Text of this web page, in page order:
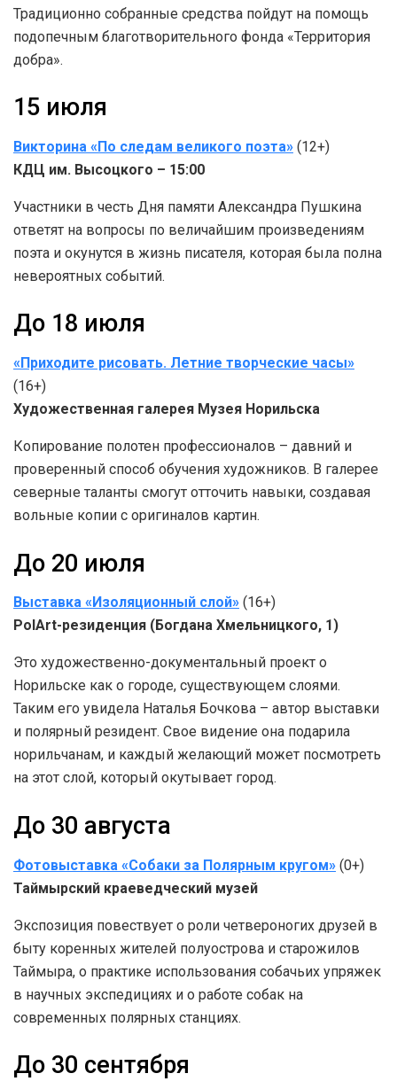
Традиционно собранные средства пойдут на помощь
подопечным благотворительного фонда «Территория
добра».
15 июля
Викторина «По следам великого поэта» (12+)
КДЦ им. Высоцкого – 15:00
Участники в честь Дня памяти Александра Пушкина
ответят на вопросы по величайшим произведениям
поэта и окунутся в жизнь писателя, которая была полна
невероятных событий.
До 18 июля
«Приходите рисовать. Летние творческие часы»
(16+)
Художественная галерея Музея Норильска
Копирование полотен профессионалов – давний и
проверенный способ обучения художников. В галерее
северные таланты смогут отточить навыки, создавая
вольные копии с оригиналов картин.
До 20 июля
Выставка «Изоляционный слой» (16+)
PolArt-резиденция (Богдана Хмельницкого, 1)
Это художественно-документальный проект о
Норильске как о городе, существующем слоями.
Таким его увидела Наталья Бочкова – автор выставки
и полярный резидент. Свое видение она подарила
норильчанам, и каждый желающий может посмотреть
на этот слой, который окутывает город.
До 30 августа
Фотовыставка «Собаки за Полярным кругом» (0+)
Таймырский краеведческий музей
Экспозиция повествует о роли четвероногих друзей в
быту коренных жителей полуострова и старожилов
Таймыра, о практике использования собачьих упряжек
в научных экспедициях и о работе собак на
современных полярных станциях.
До 30 сентября